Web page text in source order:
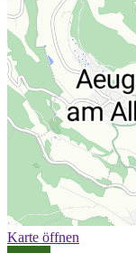
Karte öffnen